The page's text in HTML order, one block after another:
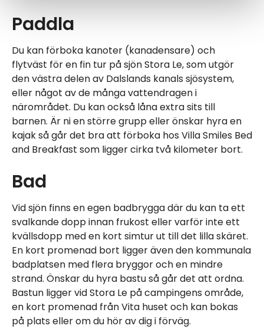
Paddla
Du kan förboka kanoter (kanadensare) och
flytväst för en fin tur på sjön Stora Le, som utgör
den västra delen av Dalslands kanals sjösystem,
eller något av de många vattendragen i
närområdet. Du kan också låna extra sits till
barnen. Är ni en större grupp eller önskar hyra en
kajak så går det bra att förboka hos Villa Smiles Bed
and Breakfast som ligger cirka två kilometer bort.
Bad
Vid sjön finns en egen badbrygga där du kan ta ett
svalkande dopp innan frukost eller varför inte ett
kvällsdopp med en kort simtur ut till det lilla skäret.
En kort promenad bort ligger även den kommunala
badplatsen med flera bryggor och en mindre
strand. Önskar du hyra bastu så går det att ordna.
Bastun ligger vid Stora Le på campingens område,
en kort promenad från Vita huset och kan bokas
på plats eller om du hör av dig i förväg.